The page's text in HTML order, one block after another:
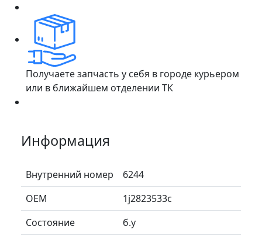
Получаете запчасть у себя в городе курьером
или в ближайшем отделении ТК
Информация
Внутренний номер
6244
ОЕМ
1j2823533c
Состояние
б.у